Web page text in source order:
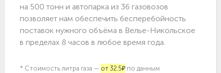
на 500 тонн и автопарка из 36 газовозов
позволяет нам обеспечить бесперебойность
поставок нужного объёма в Велье-Никольское
в пределах 8 часов в любое время года.
* Стоимость литра газа — от 32.5₽ по данным